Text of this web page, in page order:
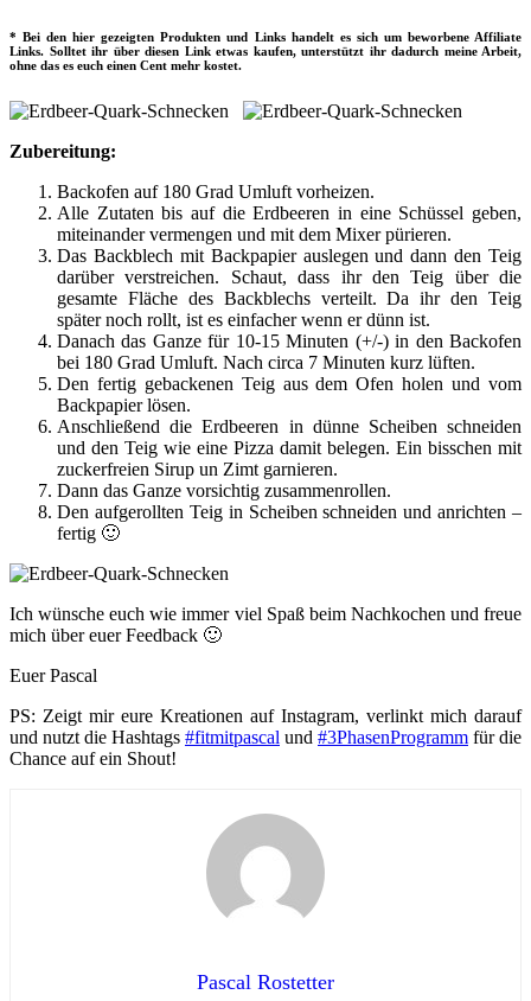
* Bei den hier gezeigten Produkten und Links handelt es sich um beworbene Affiliate
Links. Solltet ihr über diesen Link etwas kaufen, unterstützt ihr dadurch meine Arbeit,
ohne das es euch einen Cent mehr kostet.
Zubereitung:
Backofen auf 180 Grad Umluft vorheizen.
Alle Zutaten bis auf die Erdbeeren in eine Schüssel geben,
miteinander vermengen und mit dem Mixer pürieren.
Das Backblech mit Backpapier auslegen und dann den Teig
darüber verstreichen. Schaut, dass ihr den Teig über die
gesamte Fläche des Backblechs verteilt. Da ihr den Teig
später noch rollt, ist es einfacher wenn er dünn ist.
Danach das Ganze für 10-15 Minuten (+/-) in den Backofen
bei 180 Grad Umluft. Nach circa 7 Minuten kurz lüften.
Den fertig gebackenen Teig aus dem Ofen holen und vom
Backpapier lösen.
Anschließend die Erdbeeren in dünne Scheiben schneiden
und den Teig wie eine Pizza damit belegen. Ein bisschen mit
zuckerfreien Sirup un Zimt garnieren.
Dann das Ganze vorsichtig zusammenrollen.
Den aufgerollten Teig in Scheiben schneiden und anrichten –
fertig 🙂
Ich wünsche euch wie immer viel Spaß beim Nachkochen und freue
mich über euer Feedback 🙂
Euer Pascal
PS: Zeigt mir eure Kreationen auf Instagram, verlinkt mich darauf
und nutzt die Hashtags #fitmitpascal und #3PhasenProgramm für die
Chance auf ein Shout!
Pascal Rostetter